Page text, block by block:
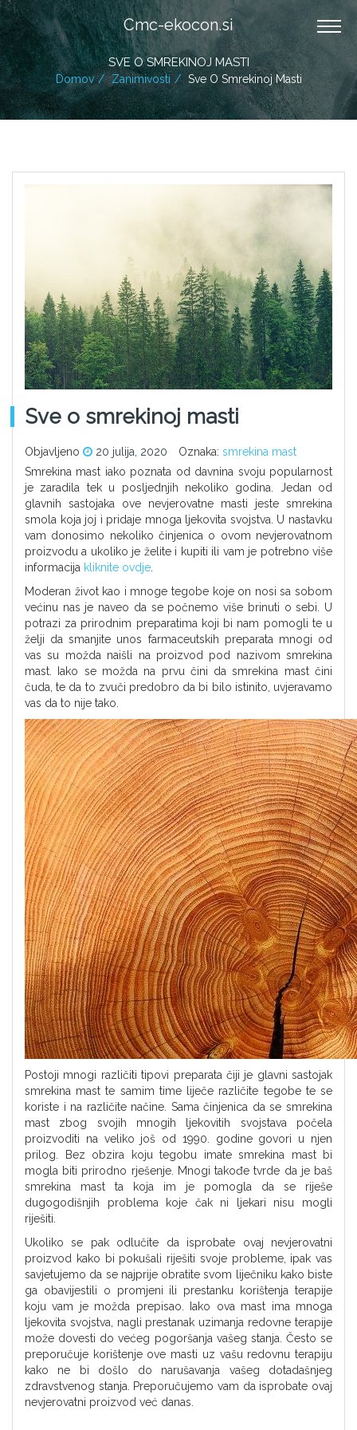
Cmc-ekocon.si
SVE O SMREKINOJ MASTI
Domov Zanimivosti Sve O Smrekinoj Masti
Sve o smrekinoj masti
Objavljeno 20 julija, 2020 Oznaka: smrekina mast
Smrekina mast iako poznata od davnina svoju popularnost
je zaradila tek u posljednjih nekoliko godina. Jedan od
glavnih sastojaka ove nevjerovatne masti jeste smrekina
smola koja joj i pridaje mnoga ljekovita svojstva. U nastavku
vam donosimo nekoliko činjenica o ovom nevjerovatnom
proizvodu a ukoliko je želite i kupiti ili vam je potrebno više
informacija kliknite ovdje
Moderan život kao i mnoge tegobe koje on nosi sa sobom
većinu nas je naveo da se počnemo više brinuti o sebi. U
potrazi za prirodnim preparatima koji bi nam pomogli te u
želji da smanjite unos farmaceutskih preparata mnogi od
vas su možda naišli na proizvod pod nazivom smrekina
mast. Iako se možda na prvu čini da smrekina mast čini
čuda, te da to zvuči predobro da bi bilo istinito, uvjeravamo
vas da to nije tako.
Postoji mnogi različiti tipovi preparata čiji je glavni sastojak
smrekina mast te samim time liječe različite tegobe te se
koriste i na različite načine. Sama činjenica da se smrekina
mast zbog svojih mnogih ljekovitih svojstava počela
proizvoditi na veliko još od 1990. godine govori u njen
prilog. Bez obzira koju tegobu imate smrekina mast bi
mogla biti prirodno rješenje. Mnogi takođe tvrde da je baš
smrekina mast ta koja im je pomogla da se riješe
dugogodišnjih problema koje čak ni ljekari nisu mogli
riješiti.
Ukoliko se pak odlučite da isprobate ovaj nevjerovatni
proizvod kako bi pokušali riješiti svoje probleme, ipak vas
savjetujemo da se najprije obratite svom liječniku kako biste
ga obavijestili o promjeni ili prestanku korištenja terapije
koju vam je možda prepisao. Iako ova mast ima mnoga
ljekovita svojstva, nagli prestanak uzimanja redovne terapije
može dovesti do većeg pogoršanja vašeg stanja. Često se
preporučuje korištenje ove masti uz vašu redovnu terapiju
kako ne bi došlo do narušavanja vašeg dotadašnjeg
zdravstvenog stanja. Preporučujemo vam da isprobate ovaj
nevjerovatni proizvod već danas.